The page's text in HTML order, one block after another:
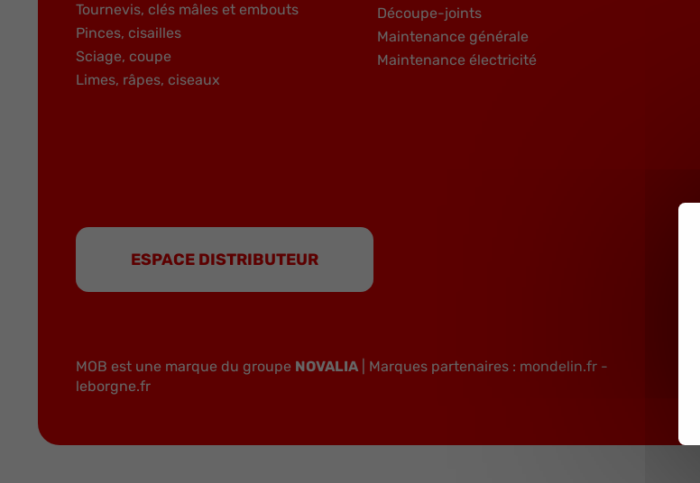
Tournevis, clés mâles et embouts
Pinces, cisailles
Sciage, coupe
Limes, râpes, ciseaux
Découpe-joints
Maintenance générale
Maintenance électricité
ESPACE DISTRIBUTEUR
MOB est une marque du groupe NOVALIA | Marques partenaires : mondelin.fr -
leborgne.fr